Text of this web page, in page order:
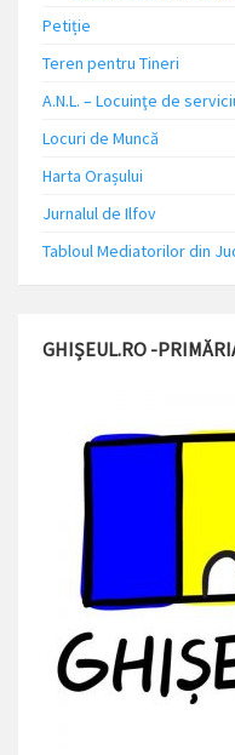
Petiție
Teren pentru Tineri
A.N.L. – Locuinţe de
Locuri de Muncă
Harta Orașului
Jurnalul de Ilfov
Tabloul Mediatorilor din
GHIȘEUL.RO -